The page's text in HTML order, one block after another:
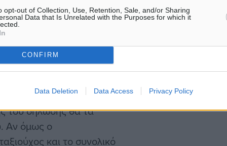
opt-out of Collection, Use, Retention, Sale, and/or Sharing
Data that Is Unrelated with the Purposes for which it
CONFIRM
Data Deletion Data Access Privacy Policy
καθαρής αξίας 50 ευρώ,
απόδειξη θα
συνέχεια, από την
δηλαδή τα 18,6 ευρώ,
του δήλωσης θα τα
Αν όμως ο
και το συνολικό